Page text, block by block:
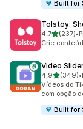
Built for
Tolstoy:
4,7de 5(237)
237 •
Crie
Video
4,9de 5(349)
349 •
Vídeos do
com opção
Built for